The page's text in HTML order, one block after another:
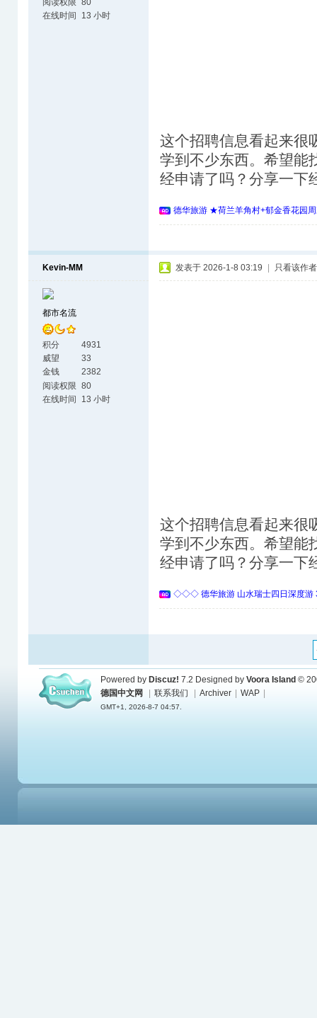
在线时间
13 小时
这个招聘信息看起来很
学到不少东西。希望能
经申请了吗？分享一下
德华旅游 ★荷兰羊角村+郁金香花园
Kevin-MM
都市名流
积分
4931
威望
33
金钱
2382
阅读权限 80
在线时间
13 小时
发表于 2026-1-8 03:19 只看该作者
这个招聘信息看起来很
学到不少东西。希望能
经申请了吗？分享一下
◇◇◇ 德华旅游 山水瑞士四日深度
Powered by Discuz! 7.2 Designed by Voora Island ©
德国中文网
联系我们 Archiver WAP
GMT+1, 2026-8-7 04:57.